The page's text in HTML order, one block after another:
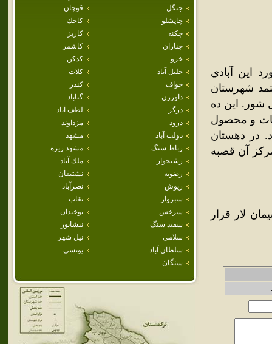
جنگل
قوچان
چاپشلو
كاخك
چکنه
كاريز
چناران
كاشمر
خرو
كدكن
خليل آباد
كلات
خواف
كندر
داورزن
گناباد
درگز
لطف آباد
درود
مزداوند
دولت آباد
مشهد
رباط سنگ
مشهد ريزه
رشتخوار
ملك آباد
رضويه
نشتيفان
ريوش
نصرآباد
سبزوار
نقاب
سرخس
نوخندان
سفيد سنگ
نيشابور
سلامي
نيل شهر
سلطان آباد
يونسي
سنگان
فرهنگ جغرافيايي ايران جلد 9 در مورد اين آبادي
شهرستان
گزي جنوب کال شور. اين ده
آب آن از قنات و محصول
در دهستان
آن قصبه
لار قرار